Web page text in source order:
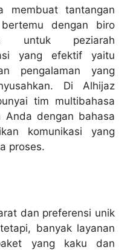
membuat tantangan
dengan biro
untuk peziarah
yang efektif yaitu
pengalaman yang
Di Alhijaz
tim multibahasa
Anda dengan bahasa
komunikasi yang
proses.
dan preferensi unik
banyak layanan
yang kaku dan